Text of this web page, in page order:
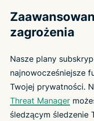
zagrożenia
Nasze plany
najnowocześniejsze
Twojej prywatności.
Threat Manager
śledzącym śledzenie